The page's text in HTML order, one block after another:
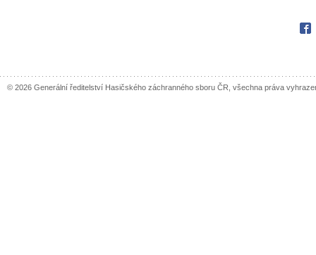
© 2026 Generální ředitelství Hasičského záchranného sboru ČR, všechna práva